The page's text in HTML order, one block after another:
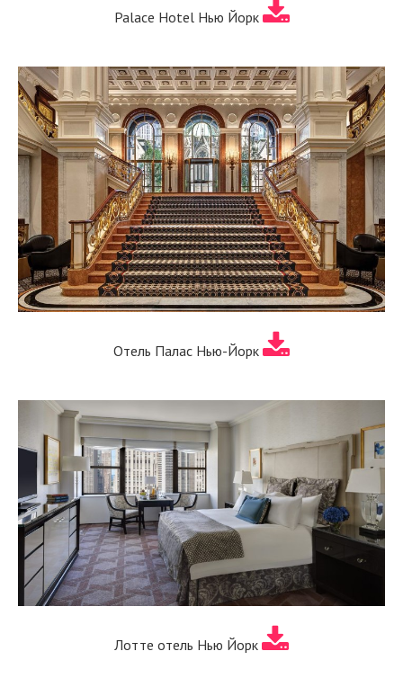
Palace Hotel Нью Йорк
Отель Палас Нью-Йорк
Лотте отель Нью Йорк